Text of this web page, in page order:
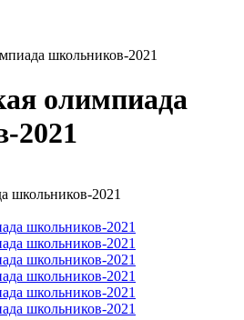
школьников-2021
олимпиада
2021
школьников-2021